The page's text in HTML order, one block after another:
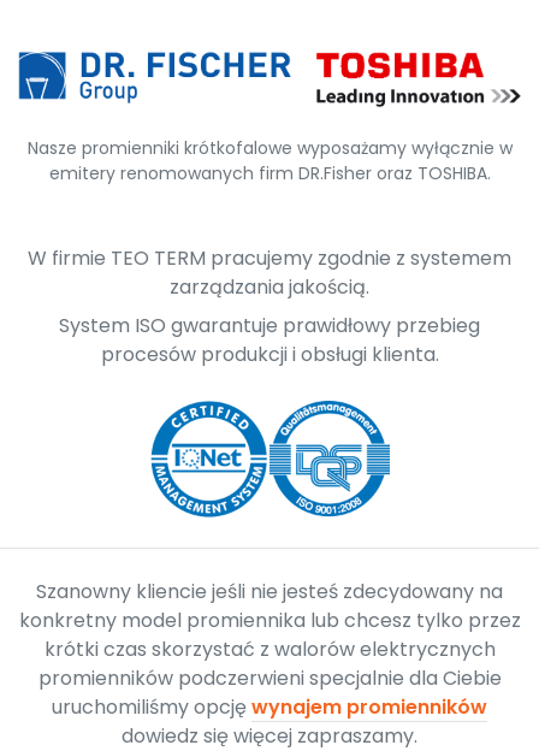
Nasze promienniki krótkofalowe wyposażamy wyłącznie w
emitery renomowanych firm DR.Fisher oraz TOSHIBA.
W firmie TEO TERM pracujemy zgodnie z systemem
zarządzania jakością.
System ISO gwarantuje prawidłowy przebieg
procesów produkcji i obsługi klienta.
Szanowny kliencie jeśli nie jesteś zdecydowany na
konkretny model promiennika lub chcesz tylko przez
krótki czas skorzystać z walorów elektrycznych
promienników podczerwieni specjalnie dla Ciebie
uruchomiliśmy opcjęwynajem promienników
dowiedz się więcej zapraszamy.